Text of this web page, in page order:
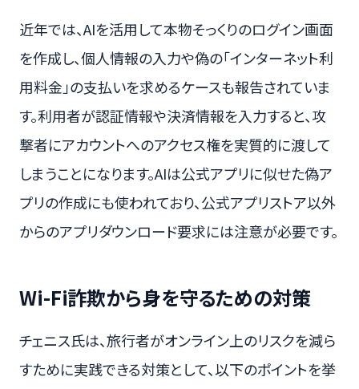
近年では、AIを活用して本物そっくりのログイン画面
を作成し、個人情報の入力や偽の「インターネット利
用料金」の支払いを求めるケースも報告されていま
す。利用者が認証情報や決済情報を入力すると、攻
撃者にアカウントへのアクセス権を実質的に渡して
しまうことになります。AIは公式アプリに似せた偽ア
プリの作成にも使われており、公式アプリストア以外
からのアプリダウンロード要求には注意が必要です。
Wi-Fi詐欺から身を守るための対策
チェニス氏は、旅行者がオンライン上のリスクを減ら
すために実践できる対策として、以下のポイントを挙